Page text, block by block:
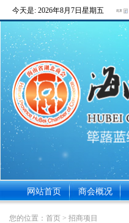
今天是: 2026年8月7日星期五
网站首页 商会概况
您的位置： 首页 > 招商项目